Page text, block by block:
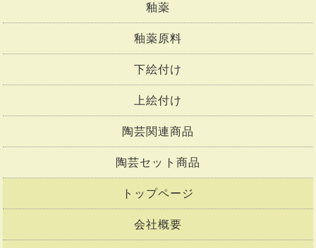
釉薬
釉薬原料
下絵付け
上絵付け
陶芸関連商品
陶芸セット商品
トップページ
会社概要